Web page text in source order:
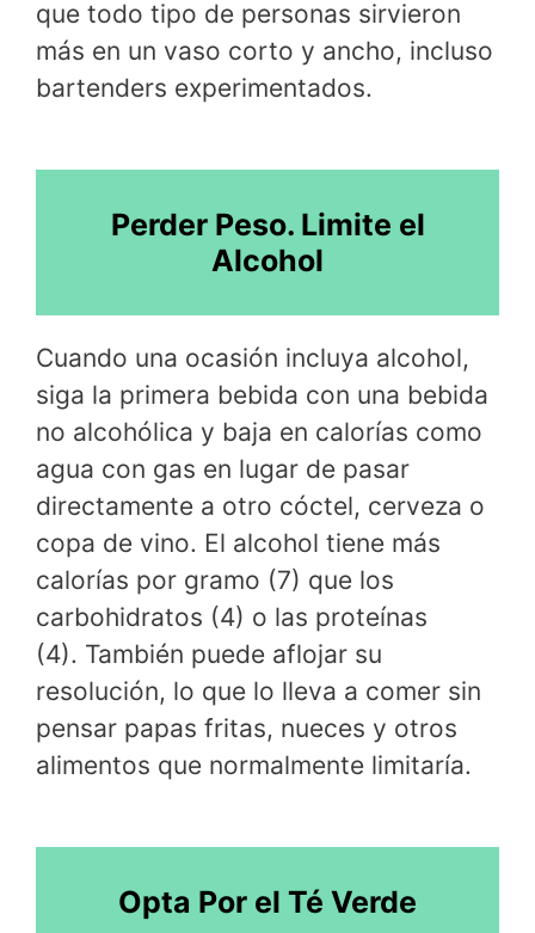
que todo tipo de personas sirvieron
más en un vaso corto y ancho, incluso
bartenders experimentados.
Perder Peso. Limite el
Alcohol
Cuando una ocasión incluya alcohol,
siga la primera bebida con una bebida
no alcohólica y baja en calorías como
agua con gas en lugar de pasar
directamente a otro cóctel, cerveza o
copa de vino. El alcohol tiene más
calorías por gramo (7) que los
carbohidratos (4) o las proteínas
(4). También puede aflojar su
resolución, lo que lo lleva a comer sin
pensar papas fritas, nueces y otros
alimentos que normalmente limitaría.
Opta Por el Té Verde